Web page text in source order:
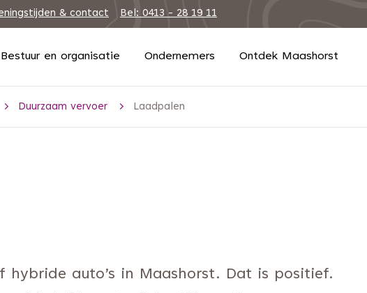
& contact Bel: 0413 - 28 19 11
Bestuur en organisatie Ondernemers Ontdek Maashorst
Duurzaam vervoer Laadpalen
hybride auto’s in Maashorst. Dat is positief.